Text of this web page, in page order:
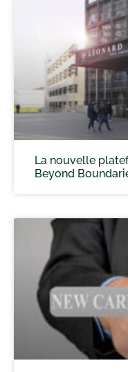
La nouvelle
Beyond